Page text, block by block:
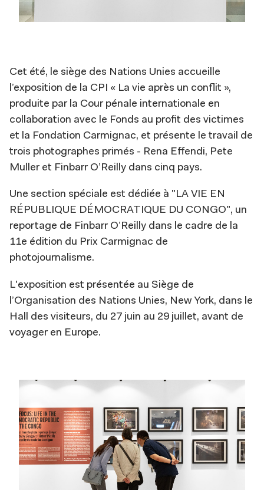
Cet été, le siège des Nations Unies accueille
l’exposition de la CPI « La vie après un conflit »,
produite par la Cour pénale internationale en
collaboration avec le Fonds au profit des victimes
et la Fondation Carmignac, et présente le travail de
trois photographes primés - Rena Effendi, Pete
Muller et Finbarr O’Reilly dans cinq pays.
Une section spéciale est dédiée à "LA VIE EN
RÉPUBLIQUE DÉMOCRATIQUE DU CONGO", un
reportage de Finbarr O’Reilly dans le cadre de la
11e édition du Prix Carmignac de
photojournalisme.
L'exposition est présentée au Siège de
l’Organisation des Nations Unies, New York, dans le
Hall des visiteurs, du 27 juin au 29 juillet, avant de
voyager en Europe.